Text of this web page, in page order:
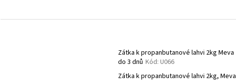
Zátka k propanbutanové lahvi 2kg Meva
do 3 dnů Kód: U066
Zátka k propanbutanové lahvi 2kg, Meva